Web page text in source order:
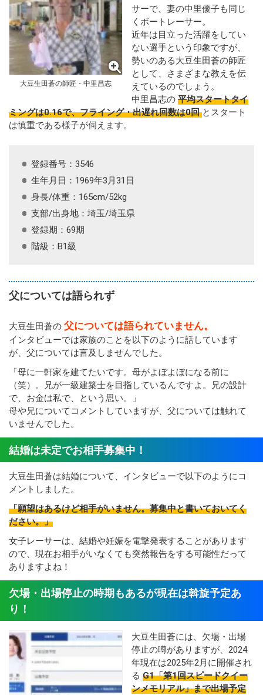
大豆生田蒼の師匠・中里昌志
サーで、妻の中里優子も同じ
くボートレーサー。
近年は目立った活躍をしてい
ない選手という印象ですが、
勢いのある大豆生田蒼の師匠
として、さまざまな教えを伝
えているのでしょう。
中里昌志の 平均スタートタイ
ミングは0.16で、フライング・出遅れ回数は0回とスタート
は慎重である様子が伺えます。
登録番号：3546
生年月日：1969年3月31日
身長/体重：165cm/52kg
支部/出身地：埼玉/埼玉県
登録期：69期
階級：B1級
父については語られず
大豆生田蒼の 父については語られていません。
インタビューでは家族のことを以下のように話しています
が、父については言及しませんでした。
「母に一軒家を建てたいです。母がよぼよぼになる前に
（笑）。兄が一級建築士を目指しているんですよ。兄の設計
で、お金は私で、という思い。」
母や兄についてコメントしていますが、父については触れて
いませんでした。
結婚は未定でお相手募集中！
大豆生田蒼は結婚について、インタビューで以下のようにコ
メントしました。
「願望はあるけど相手がいません。募集中と書いておいてく
ださい。」
女子レーサーは、結婚や妊娠を電撃発表することがあります
ので、現在お相手がいなくても突然報告をする可能性だって
ありますよね！
欠場・出場停止の時期もあるが現在は斡旋予定あ
り！
大豆生田蒼には、欠場・出場
停止の噂がありますが、2024
年現在は2025年2月に開催され
る G1「第1回スピードクイー
ンメモリアル」まで出場予定